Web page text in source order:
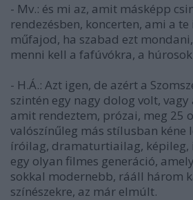
- Mv.: és mi az, amit másképp
rendezésben, koncerten, ami a
műfajod, ha szabad ezt
menni kell a fafúvókra, a
- H.Á.: Azt igen, de azért a
szintén egy nagy dolog volt, vagy
amit rendeztem, prózai, meg 25
valószínűleg más stílusban kéne
íróilag, dramaturtiailag, képileg,
egy olyan filmes generáció,
sokkal modernebb, rááll három
színészekre, az már elmúlt.